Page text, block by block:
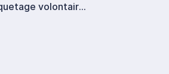
L’étiquetage volontaire des viandes bovines en Italie confirme sa fiabilité